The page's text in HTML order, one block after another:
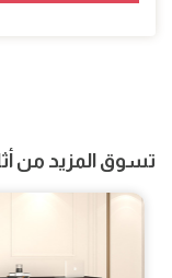
تسوق المزيد من